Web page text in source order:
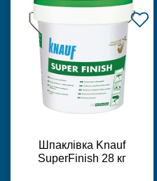
Шпаклівка Knauf
SuperFinish 28 кг